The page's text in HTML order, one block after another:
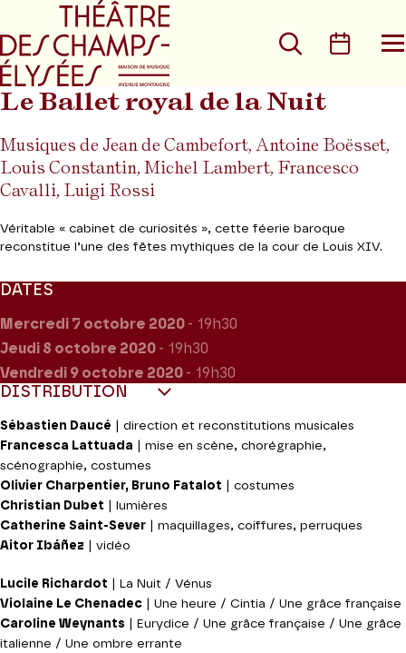
Aller au menu principal
Rechercher
Le Ballet royal de la Nuit
Musiques de Jean de Cambefort, Antoine Boësset,
Louis Constantin, Michel Lambert, Francesco
Cavalli, Luigi Rossi
Véritable « cabinet de curiosités », cette féerie baroque
reconstitue l’une des fêtes mythiques de la cour de Louis XIV.
DATES
Mercredi 7 octobre 2020 - 19h30
Jeudi 8 octobre 2020 - 19h30
Vendredi 9 octobre 2020 - 19h30
DISTRIBUTION
Sébastien Daucé | direction et reconstitutions musicales
Francesca Lattuada | mise en scène, chorégraphie,
scénographie, costumes
Olivier Charpentier, Bruno Fatalot | costumes
Christian Dubet | lumières
Catherine Saint-Sever | maquillages, coiffures, perruques
Aitor Ibáñez | vidéo
Lucile Richardot | La Nuit / Vénus
Violaine Le Chenadec | Une heure / Cintia / Une grâce française
Caroline Weynants | Eurydice / Une grâce française / Une grâce
italienne / Une ombre errante